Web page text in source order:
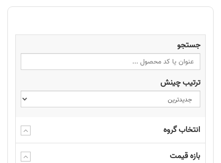
جستجو
ترتیب چینش
انتخاب گروه
بازه قیمت